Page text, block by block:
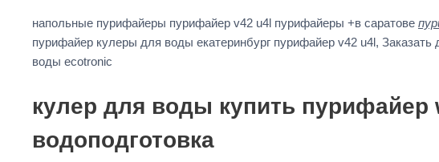
напольные пурифайеры пурифайер v42 u4l пурифайеры +в саратове
пурифайер кулеры для воды екатеринбург пурифайер v42 u4l,
воды ecotronic
кулер для воды купить пурифайер
водоподготовка